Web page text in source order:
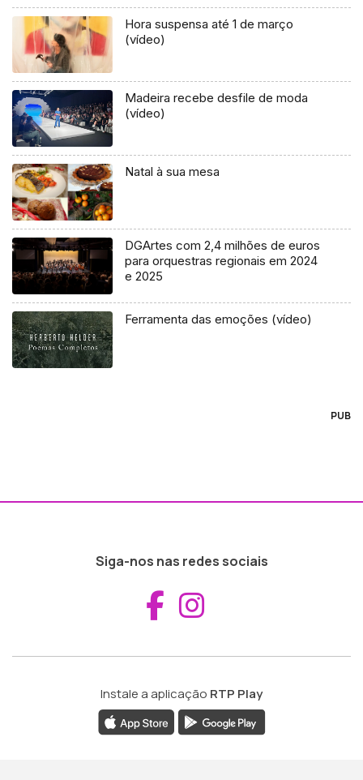
Hora suspensa até 1 de março
(vídeo)
Madeira recebe desfile de moda
(vídeo)
Natal à sua mesa
DGArtes com 2,4 milhões de euros
para orquestras regionais em 2024
e 2025
Ferramenta das emoções (vídeo)
PUB
Siga-nos nas redes sociais
Aceder ao
Instale a aplicação RTP Play